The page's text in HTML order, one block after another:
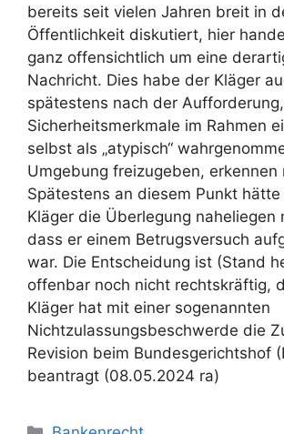
bereits seit vielen Jahren breit in
Öffentlichkeit diskutiert, hier
ganz offensichtlich um eine
Nachricht. Dies habe der Kläger
spätestens nach der
Sicherheitsmerkmale im Rahmen
selbst als „atypisch“
Umgebung freizugeben, erkennen
Spätestens an diesem Punkt
Kläger die Überlegung naheliegen
dass er einem Betrugsversuch
war. Die Entscheidung ist (Stand
offenbar noch nicht rechtskräftig,
Kläger hat mit einer sogenannten
Nichtzulassungsbeschwerde die
Revision beim Bundesgerichtshof
beantragt (08.05.2024 ra)